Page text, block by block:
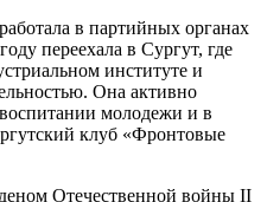
в партийных органах
переехала в Сургут, где
институте и
Она активно
молодежи и в
клуб «Фронтовые
Отечественной войны II